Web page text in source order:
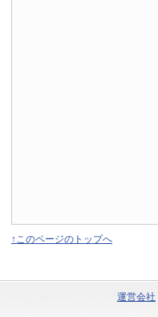
↑このページのトップへ
運営会社